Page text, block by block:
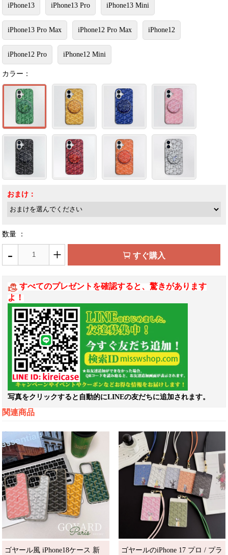
iPhone13 iPhone13 Pro iPhone13 Mini
iPhone13 Pro Max iPhone12 Pro Max iPhone12
iPhone12 Pro iPhone12 Mini
カラー：
おまけ：
数量 ：
- + すぐ購入
すべてのプレゼントを確認すると、驚きがあります
よ！
写真をクリックすると自動的にLINEの友だちに追加されます。
関連商品
ゴヤール風 iPhone18ケース 新
ゴヤールのiPhone 17 プロ / プラ